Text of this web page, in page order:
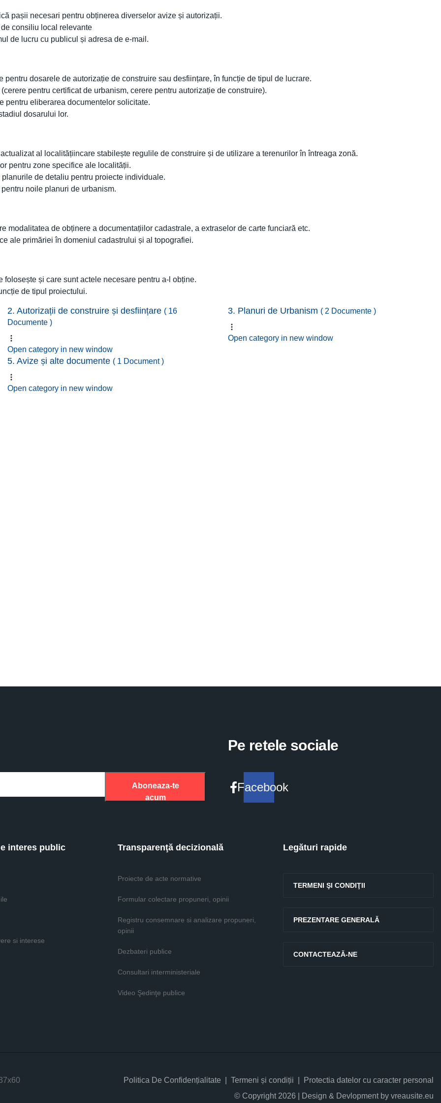
pașii necesari pentru obținerea diverselor avize și autorizații.
consiliu local relevante
de lucru cu publicul și adresa de e-mail.
dosarele de autorizație de construire sau desființare, în funcție de tipul de lucrare.
pentru certificat de urbanism, cerere pentru autorizație de construire).
pentru eliberarea documentelor solicitate.
dosarului lor.
al localitățiincare stabilește regulile de construire și de utilizare a terenurilor în întreaga zonă.
pentru zone specifice ale localității.
de detaliu pentru proiecte individuale.
noile planuri de urbanism.
modalitatea de obținere a documentațiilor cadastrale, a extraselor de carte funciară etc.
ale primăriei în domeniul cadastrului și al topografiei.
folosește și care sunt actele necesare pentru a-l obține.
de tipul proiectului.
2. Autorizații de construire și desființare ( 16
Documente )
Open category in new window
3. Planuri de Urbanism ( 2 Documente )
Open category in new window
5. Avize și alte documente ( 1 Document )
Open category in new window
Aboneaza-te
acum
Pe retele sociale
Facebook
interes public
si interese
Transparenţă decizională
Proiecte de acte normative
Formular colectare propuneri, opinii
Registru consemnare si analizare propuneri,
opinii
Dezbateri publice
Consultari interministeriale
Video Şedinţe publice
Legături rapide
TERMENI ŞI CONDIŢII
PREZENTARE GENERALĂ
CONTACTEAZĂ-NE
Politica De Confidențialitate Termeni și condiții
Protectia datelor cu caracter personal
© Copyright 2026 | Design & Devlopment by vreausite.eu